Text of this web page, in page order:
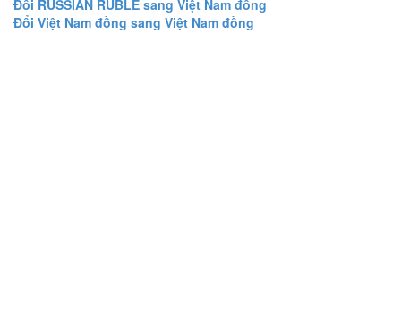
Đổi RUSSIAN RUBLE sang Việt Nam đồng
Đổi Việt Nam đồng sang Việt Nam đồng